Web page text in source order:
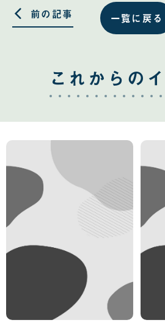
る る 一覧に戻る
前の記事
これからの